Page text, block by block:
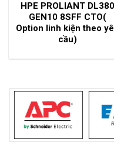
HPE PROLIANT DL380
GEN10 8SFF CTO(
Option linh kiện theo
cầu)